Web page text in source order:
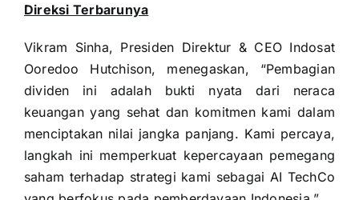
Direksi Terbarunya
Vikram Sinha, Presiden Direktur & CEO Indosat
Ooredoo Hutchison, menegaskan, “Pembagian
dividen ini adalah bukti nyata dari neraca
keuangan yang sehat dan komitmen kami dalam
menciptakan nilai jangka panjang. Kami percaya,
langkah ini memperkuat kepercayaan pemegang
saham terhadap strategi kami sebagai AI TechCo